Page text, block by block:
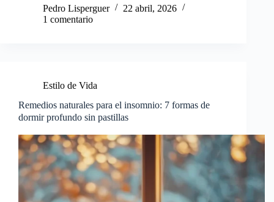
Pedro Lisperguer
22 abril, 2026
1 comentario
Estilo de Vida
Remedios naturales para el insomnio: 7 formas de
dormir profundo sin pastillas